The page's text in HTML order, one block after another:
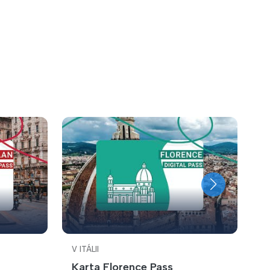
V ITÁLII
Karta Florence Pass